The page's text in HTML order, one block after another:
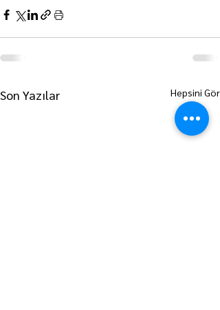
Son Yazılar Hepsini Gör